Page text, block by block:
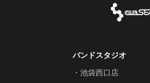
バンドスタジオ
池袋西口店